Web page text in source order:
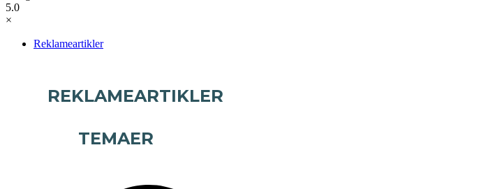
5.0
×
Reklameartikler
REKLAMEARTIKLER
TEMAER